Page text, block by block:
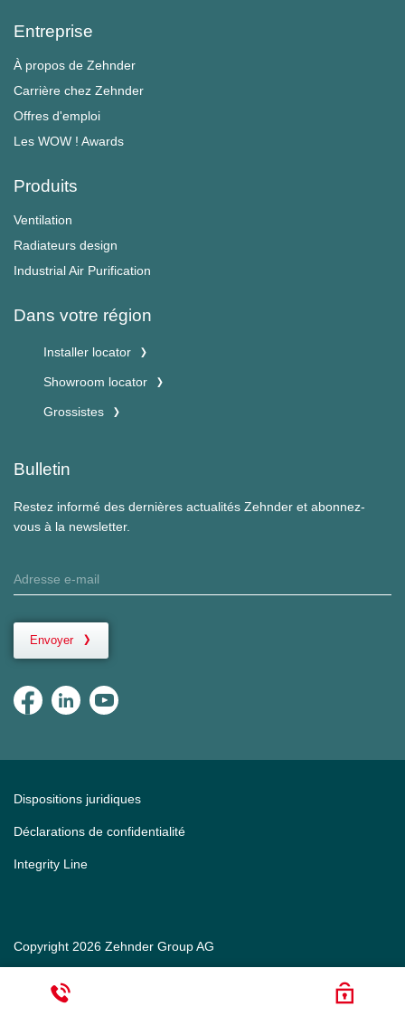
Entreprise
À propos de Zehnder
Carrière chez Zehnder
Offres d'emploi
Les WOW ! Awards
Produits
Ventilation
Radiateurs design
Industrial Air Purification
Dans votre région
Installer locator
Showroom locator
Grossistes
Bulletin
Restez informé des dernières actualités Zehnder et abonnez-
vous à la newsletter.
Envoyer
Copyright 2026 Zehnder Group AG
Dispositions juridiques
Déclarations de confidentialité
Integrity Line